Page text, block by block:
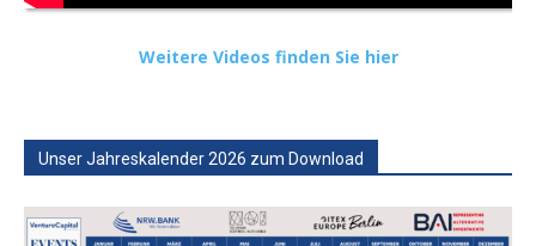
Weitere Videos finden Sie hier
Unser Jahreskalender 2026 zum Download